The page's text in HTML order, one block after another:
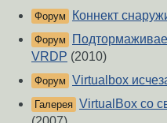
Форум Коннект
Форум
VRDP (2010)
Форум Virtualbox
Галерея VirtualBox со